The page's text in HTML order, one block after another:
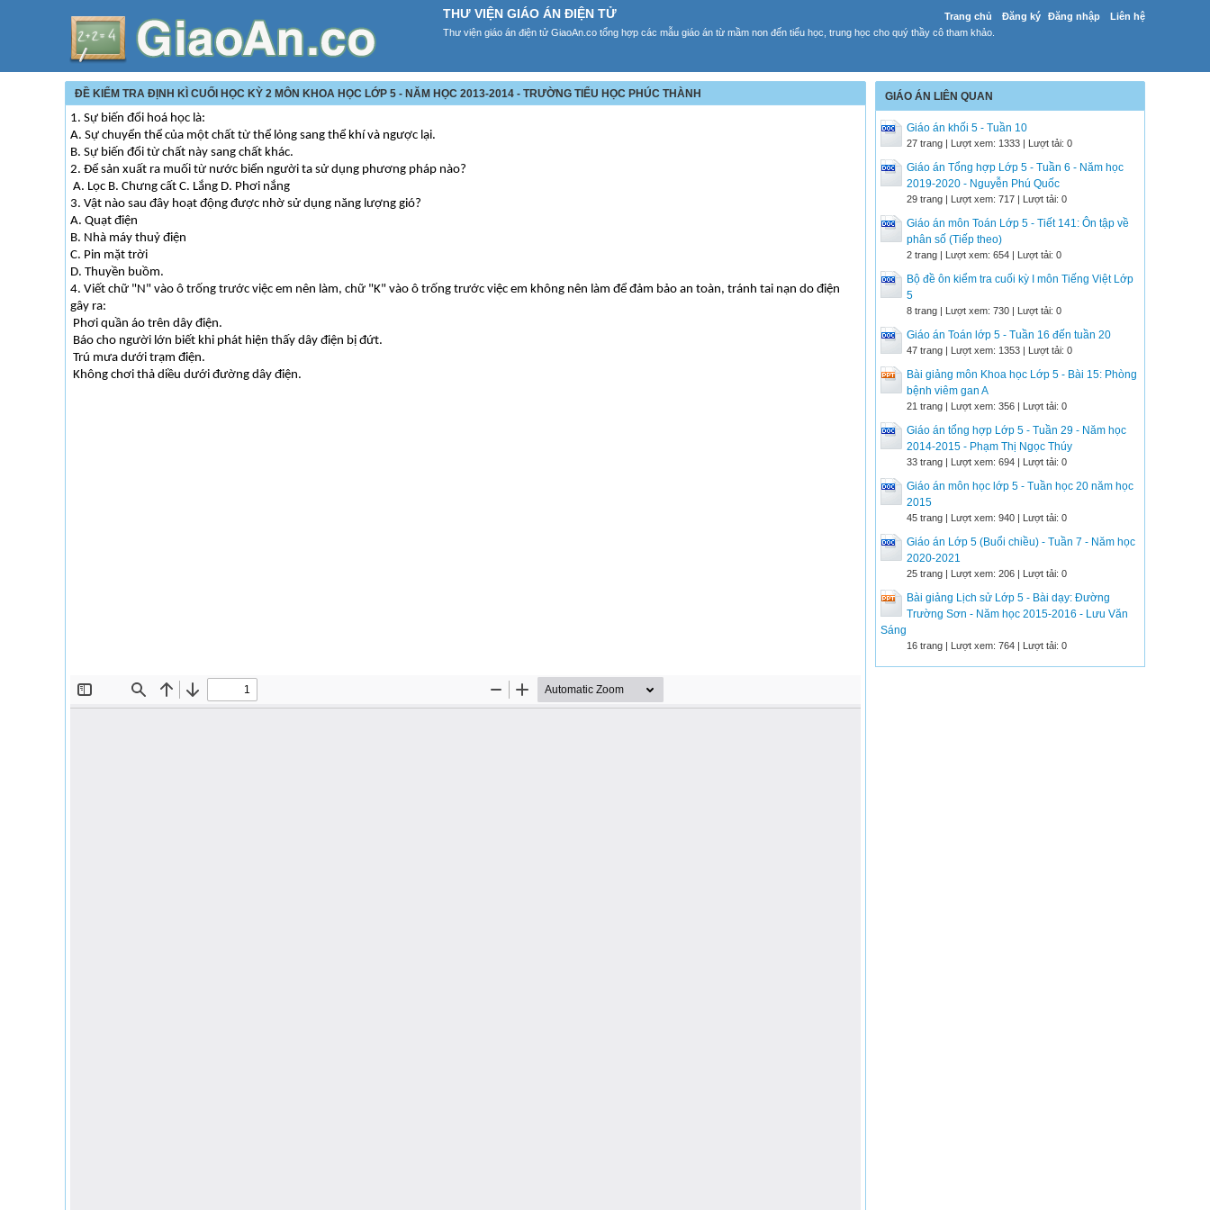
Trang chủ Đăng ký Đăng nhập Liên hệ
THƯ VIỆN GIÁO ÁN ĐIỆN TỬ
Thư viện giáo án điện tử GiaoAn.co tổng hợp các mẫu giáo án từ mầm non đến tiểu học, trung học cho quý thầy cô tham khảo.
ĐỀ KIỂM TRA ĐỊNH KÌ CUỐI HỌC KỲ 2 MÔN KHOA HỌC LỚP 5 - NĂM HỌC 2013-2014 - TRƯỜNG TIỂU HỌC PHÚC THÀNH
1. Sự biến đổi hoá học là:
A. Sự chuyển thể của một chất từ thể lỏng sang thể khí và ngược lại.
B. Sự biến đổi từ chất này sang chất khác.
2. Để sản xuất ra muối từ nước biển người ta sử dụng phương pháp nào?
A. Lọc B. Chưng cất C. Lắng D. Phơi nắng
3. Vật nào sau đây hoạt động được nhờ sử dụng năng lượng gió?
A. Quạt điện
B. Nhà máy thuỷ điện
C. Pin mặt trời
D. Thuyền buồm.
4. Viết chữ "N" vào ô trống trước việc em nên làm, chữ "K" vào ô trống trước việc em không nên làm để đảm bảo an toàn, tránh tai nạn do điện
gây ra:
Phơi quần áo trên dây điện.
Báo cho người lớn biết khi phát hiện thấy dây điện bị đứt.
Trú mưa dưới trạm điện.
Không chơi thả diều dưới đường dây điện.
GIÁO ÁN LIÊN QUAN
Giáo án khối 5 - Tuần 10
27 trang | Lượt xem: 1333 | Lượt tải: 0
Giáo án Tổng hợp Lớp 5 - Tuần 6 - Năm học
2019-2020 - Nguyễn Phú Quốc
29 trang | Lượt xem: 717 | Lượt tải: 0
Giáo án môn Toán Lớp 5 - Tiết 141: Ôn tập về
phân số (Tiếp theo)
2 trang | Lượt xem: 654 | Lượt tải: 0
Bộ đề ôn kiểm tra cuối kỳ I môn Tiếng Việt Lớp
5
8 trang | Lượt xem: 730 | Lượt tải: 0
Giáo án Toán lớp 5 - Tuần 16 đến tuần 20
47 trang | Lượt xem: 1353 | Lượt tải: 0
Bài giảng môn Khoa học Lớp 5 - Bài 15: Phòng
bệnh viêm gan A
21 trang | Lượt xem: 356 | Lượt tải: 0
Giáo án tổng hợp Lớp 5 - Tuần 29 - Năm học
2014-2015 - Phạm Thị Ngọc Thúy
33 trang | Lượt xem: 694 | Lượt tải: 0
Giáo án môn học lớp 5 - Tuần học 20 năm học
2015
45 trang | Lượt xem: 940 | Lượt tải: 0
Giáo án Lớp 5 (Buổi chiều) - Tuần 7 - Năm học
2020-2021
25 trang | Lượt xem: 206 | Lượt tải: 0
Bài giảng Lịch sử Lớp 5 - Bài dạy: Đường
Trường Sơn - Năm học 2015-2016 - Lưu Văn
Sáng
16 trang | Lượt xem: 764 | Lượt tải: 0